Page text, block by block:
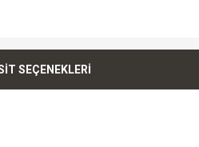
SEÇENEKLERİ